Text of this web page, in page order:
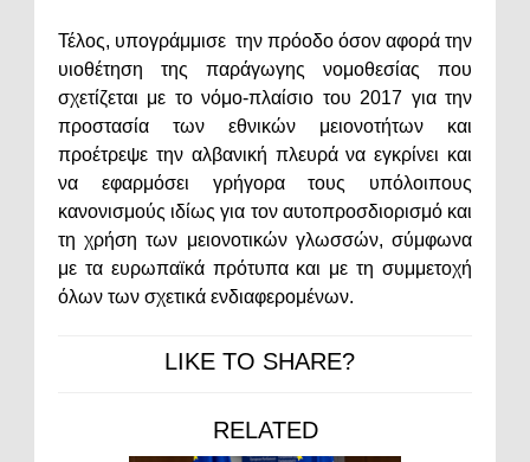
Τέλος, υπογράμμισε την πρόοδο όσον αφορά την
υιοθέτηση της παράγωγης νομοθεσίας που
σχετίζεται με το νόμο-πλαίσιο του 2017 για την
προστασία των εθνικών μειονοτήτων και
προέτρεψε την αλβανική πλευρά να εγκρίνει και
να εφαρμόσει γρήγορα τους υπόλοιπους
κανονισμούς ιδίως για τον αυτοπροσδιορισμό και
τη χρήση των μειονοτικών γλωσσών, σύμφωνα
με τα ευρωπαϊκά πρότυπα και με τη συμμετοχή
όλων των σχετικά ενδιαφερομένων.
LIKE TO SHARE?
RELATED